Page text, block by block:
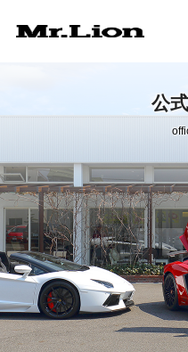
在庫車情報
Factory
自社工場
Official Blog
公式ブログ
公